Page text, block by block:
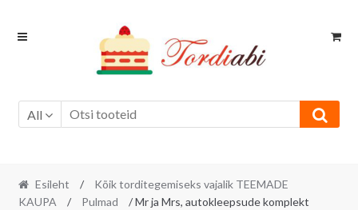
Skip
Skip
All
Esileht /
Kõik torditegemiseks vajalik TEEMADE
KAUPA
/ Pulmad / Mr ja Mrs, autokleepsude komplekt